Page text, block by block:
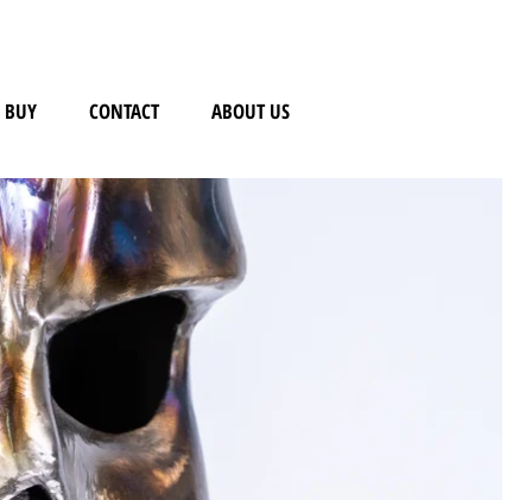
BUY CONTACT ABOUT US